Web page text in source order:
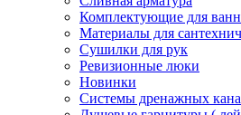
Комплектующие для ванн
Материалы для
Сушилки для рук
Ревизионные люки
Новинки
Системы дренажных